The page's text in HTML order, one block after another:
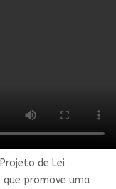
de Lei
que promove uma